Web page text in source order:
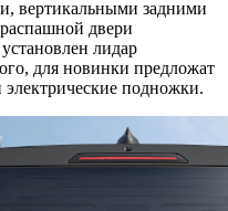
вертикальными задними
двери
лидар
для новинки предложат
электрические подножки.